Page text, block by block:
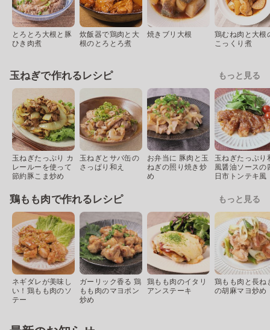
とろとろ大根と豚
ひき肉煮
炊飯器で鶏肉と大
根のとろとろ煮
焼きブリ大根
鶏むね肉と大根
こっくり煮
玉ねぎで作れるレシピ もっと見る
玉ねぎたっぷり カ
レールーを使って
節約豚こま炒め
玉ねぎとサバ缶の
さっぱり和え
お弁当に 豚肉と玉
ねぎの照り焼き炒
め
玉ねぎたっぷり
風醤油ソースの
日市トンテキ風
鶏もも肉で作れるレシピ もっと見る
ネギダレが美味し
い！鶏もも肉のソ
テー
ガーリック香る 鶏
もも肉のマヨポン
炒め
鶏もも肉のイタリ
アンステーキ
鶏もも肉と長ね
の胡麻マヨ炒め